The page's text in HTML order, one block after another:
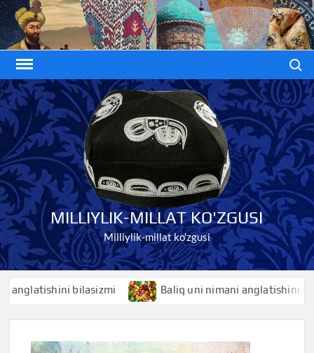
Skip
to
content
MILLIYLIK-MILLAT KO'ZGUSI
Milliylik-millat ko'zgusi
bilasizmi Baliq uni nimani anglatishini bilasizmi